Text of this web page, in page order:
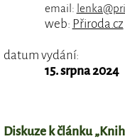
email:
web: Přiroda.cz
datum vydání:
15. srpna 2024
Diskuze k článku